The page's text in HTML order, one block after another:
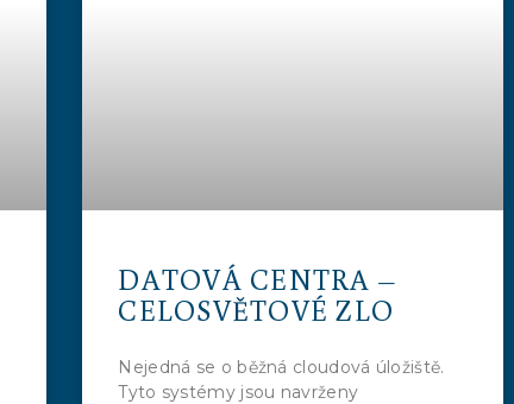
DATOVÁ CENTRA –
CELOSVĚTOVÉ ZLO
Nejedná se o běžná cloudová úložiště.
Tyto systémy jsou navrženy